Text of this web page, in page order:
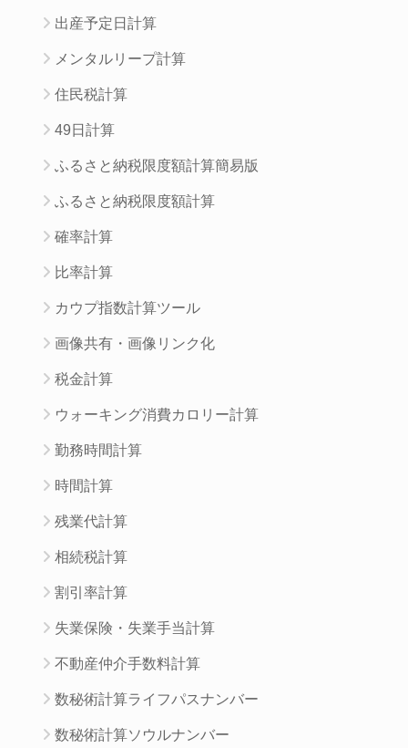
出産予定日計算
メンタルリープ計算
住民税計算
49日計算
ふるさと納税限度額計算簡易版
ふるさと納税限度額計算
確率計算
比率計算
カウプ指数計算ツール
画像共有・画像リンク化
税金計算
ウォーキング消費カロリー計算
勤務時間計算
時間計算
残業代計算
相続税計算
割引率計算
失業保険・失業手当計算
不動産仲介手数料計算
数秘術計算ライフパスナンバー
数秘術計算ソウルナンバー